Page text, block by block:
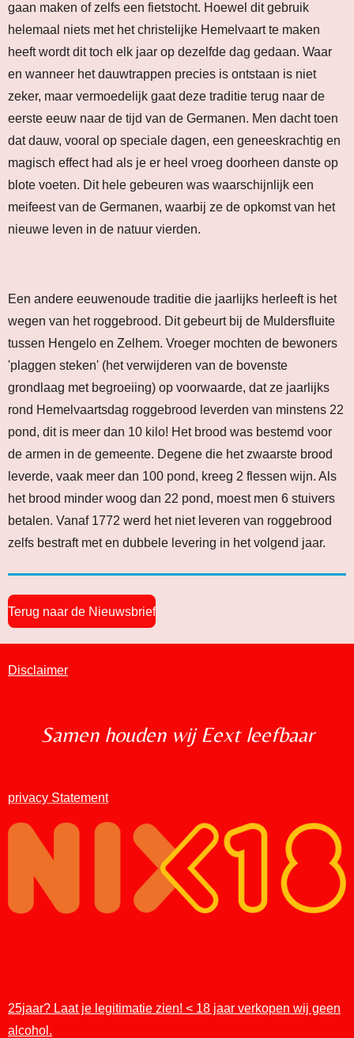
gaan maken of zelfs een fietstocht. Hoewel dit gebruik
helemaal niets met het christelijke Hemelvaart te maken
heeft wordt dit toch elk jaar op dezelfde dag gedaan. Waar
en wanneer het dauwtrappen precies is ontstaan is niet
zeker, maar vermoedelijk gaat deze traditie terug naar de
eerste eeuw naar de tijd van de Germanen. Men dacht toen
dat dauw, vooral op speciale dagen, een geneeskrachtig en
magisch effect had als je er heel vroeg doorheen danste op
blote voeten. Dit hele gebeuren was waarschijnlijk een
meifeest van de Germanen, waarbij ze de opkomst van het
nieuwe leven in de natuur vierden.
Een andere eeuwenoude traditie die jaarlijks herleeft is het
wegen van het roggebrood. Dit gebeurt bij de Muldersfluite
tussen Hengelo en Zelhem. Vroeger mochten de bewoners
'plaggen steken' (het verwijderen van de bovenste
grondlaag met begroeiing) op voorwaarde, dat ze jaarlijks
rond Hemelvaartsdag roggebrood leverden van minstens 22
pond, dit is meer dan 10 kilo! Het brood was bestemd voor
de armen in de gemeente. Degene die het zwaarste brood
leverde, vaak meer dan 100 pond, kreeg 2 flessen wijn. Als
het brood minder woog dan 22 pond, moest men 6 stuivers
betalen. Vanaf 1772 werd het niet leveren van roggebrood
zelfs bestraft met en dubbele levering in het volgend jaar.
Terug naar de Nieuwsbrief
Disclaimer
Samen houden wij Eext leefbaar
privacy Statement
25jaar? Laat je legitimatie zien! < 18 jaar verkopen wij geen
alcohol.